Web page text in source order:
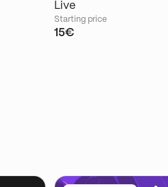
Live
Starting price
15€